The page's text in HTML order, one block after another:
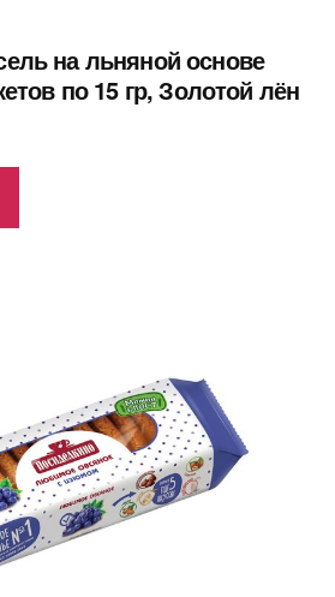
на льняной основе
по 15 гр, Золотой лён